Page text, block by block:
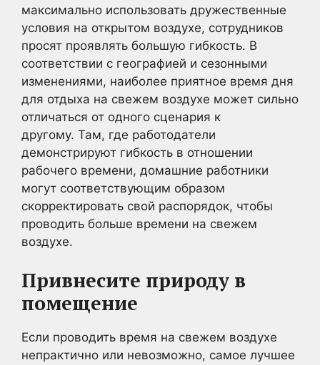
максимально использовать дружественные
условия на открытом воздухе, сотрудников
просят проявлять большую гибкость. В
соответствии с географией и сезонными
изменениями, наиболее приятное время дня
для отдыха на свежем воздухе может сильно
отличаться от одного сценария к
другому. Там, где работодатели
демонстрируют гибкость в отношении
рабочего времени, домашние работники
могут соответствующим образом
скорректировать свой распорядок, чтобы
проводить больше времени на свежем
воздухе.
Привнесите природу в
помещение
Если проводить время на свежем воздухе
непрактично или невозможно, самое лучшее